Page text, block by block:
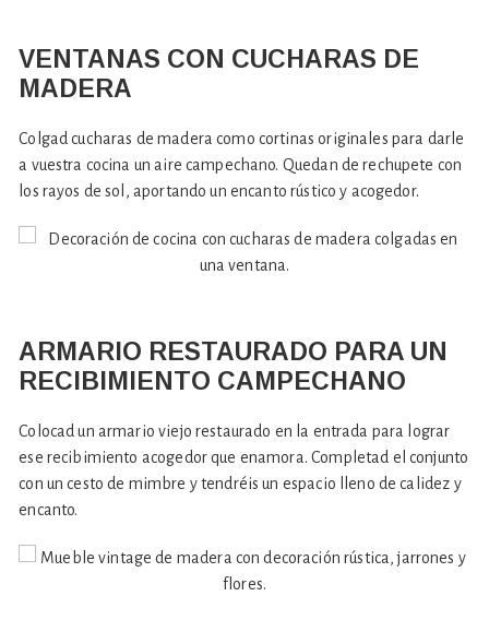
VENTANAS CON CUCHARAS DE
MADERA
Colgad cucharas de madera como cortinas originales para darle
a vuestra cocina un aire campechano. Quedan de rechupete con
los rayos de sol, aportando un encanto rústico y acogedor.
ARMARIO RESTAURADO PARA UN
RECIBIMIENTO CAMPECHANO
Colocad un armario viejo restaurado en la entrada para lograr
ese recibimiento acogedor que enamora. Completad el conjunto
con un cesto de mimbre y tendréis un espacio lleno de calidez y
encanto.